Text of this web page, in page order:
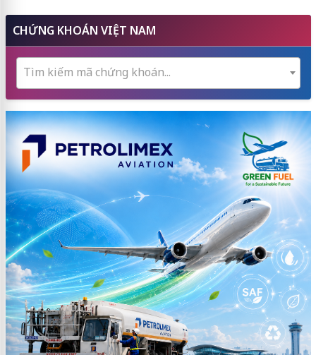
CHỨNG KHOÁN VIỆT NAM
Tìm kiếm mã chứng khoán...